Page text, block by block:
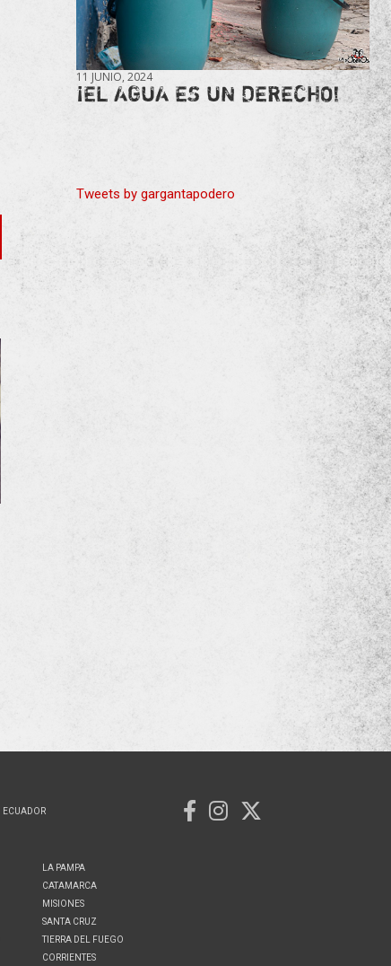
11 JUNIO, 2024
¡EL AGUA ES UN DERECHO!
Tweets by gargantapodero
ECUADOR
LA PAMPA
CATAMARCA
MISIONES
SANTA CRUZ
TIERRA DEL FUEGO
CORRIENTES